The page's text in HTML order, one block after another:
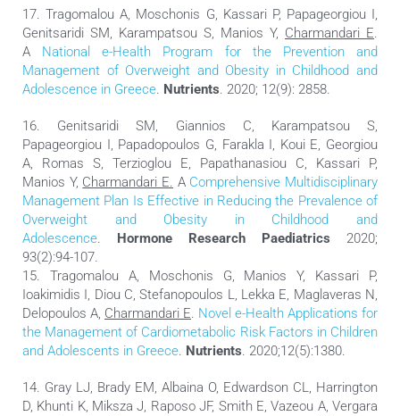
17. Tragomalou A, Moschonis G, Kassari P, Papageorgiou I,
Genitsaridi SM, Karampatsou S, Manios Y, Charmandari E.
A National e-Health Program for the Prevention and
Management of Overweight and Obesity in Childhood and
Adolescence in Greece. Nutrients. 2020; 12(9): 2858.
16. Genitsaridi SM, Giannios C, Karampatsou S,
Papageorgiou I, Papadopoulos G, Farakla I, Koui E, Georgiou
A, Romas S, Terzioglou E, Papathanasiou C, Kassari P,
Manios Y, Charmandari E. A Comprehensive Multidisciplinary
Management Plan Is Effective in Reducing the Prevalence of
Overweight and Obesity in Childhood and
Adolescence. Hormone Research Paediatrics 2020;
93(2):94-107.
15. Tragomalou A, Moschonis G, Manios Y, Kassari P,
Ioakimidis I, Diou C, Stefanopoulos L, Lekka E, Maglaveras N,
Delopoulos A, Charmandari E. Novel e-Health Applications for
the Management of Cardiometabolic Risk Factors in Children
and Adolescents in Greece. Nutrients. 2020;12(5):1380.
14. Gray LJ, Brady EM, Albaina O, Edwardson CL, Harrington
D, Khunti K, Miksza J, Raposo JF, Smith E, Vazeou A, Vergara